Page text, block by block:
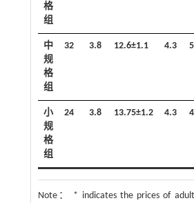
格
组
中
规
格
组
32 3.8 12.6±1.1 4.3
小
规
格
组
24 3.8 13.75±1.2 4.3
Note：
* indicates the prices of